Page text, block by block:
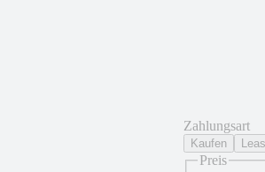
Zahlungsart
Kaufen
Preis